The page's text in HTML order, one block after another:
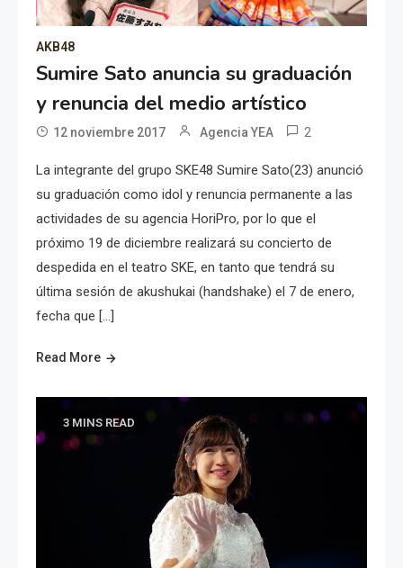
AKB48
Sumire Sato anuncia su graduación
y renuncia del medio artístico
12 noviembre 2017 Agencia YEA 2
La integrante del grupo SKE48 Sumire Sato(23) anunció
su graduación como idol y renuncia permanente a las
actividades de su agencia HoriPro, por lo que el
próximo 19 de diciembre realizará su concierto de
despedida en el teatro SKE, en tanto que tendrá su
última sesión de akushukai (handshake) el 7 de enero,
fecha que […]
Read More
3 MINS READ